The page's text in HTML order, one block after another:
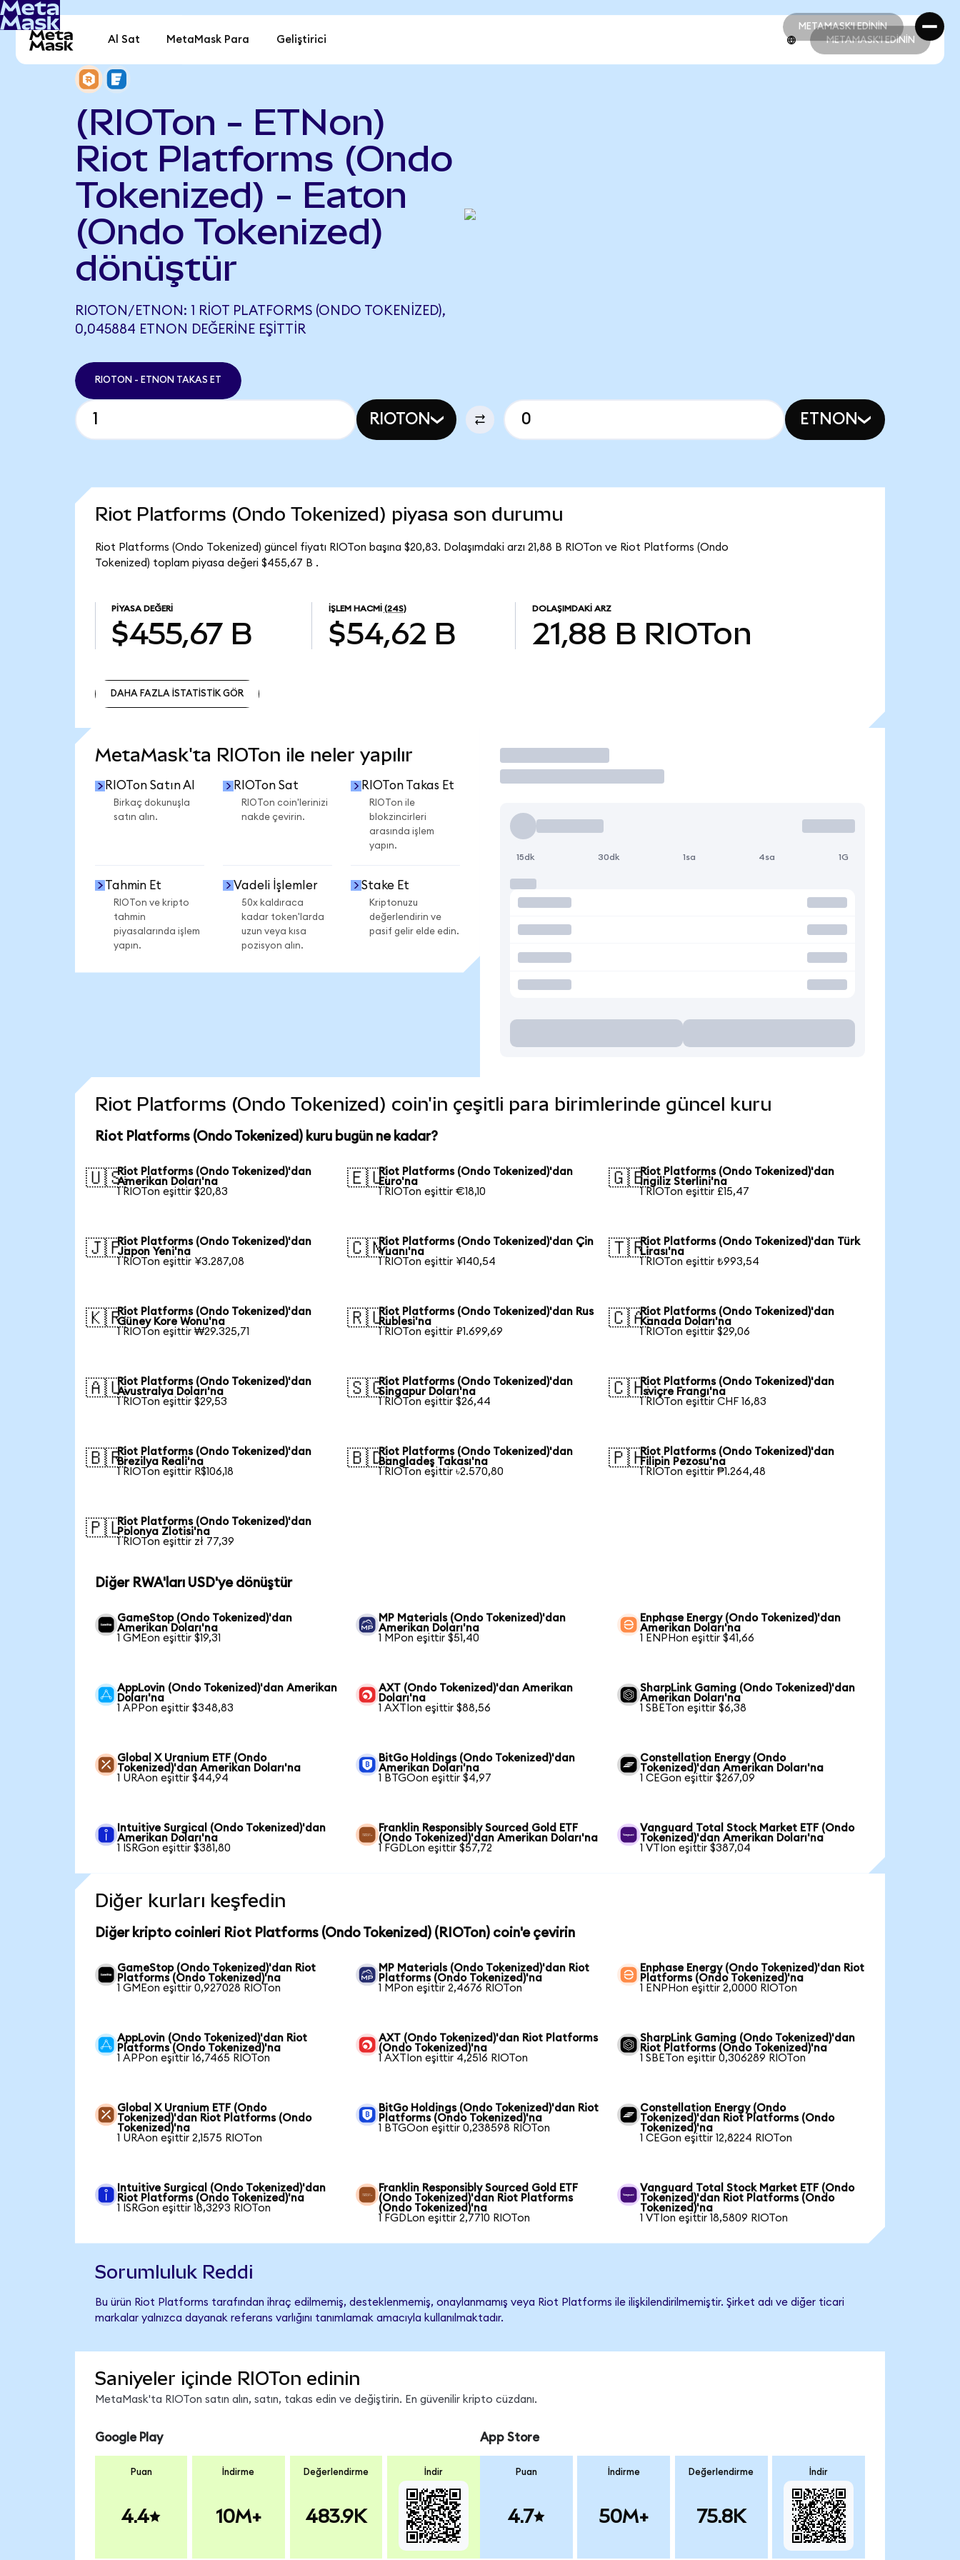
METAMASK'I EDİNİN
METAMASK'I EDİNİN
Al Sat MetaMask Para Geliştirici METAMASK'I EDİNİN
(RIOTon - ETNon)
Riot Platforms (Ondo
Tokenized) - Eaton
(Ondo Tokenized)
dönüştür
RIOTON/ETNON: 1 RIOT PLATFORMS (ONDO TOKENIZED),
0,045884 ETNON DEĞERINE EŞITTIR
RIOTON - ETNON TAKAS ET
RIOTON ETNON
Riot Platforms (Ondo Tokenized) piyasa son durumu
Riot Platforms (Ondo Tokenized) güncel fiyatı RIOTon başına $20,83. Dolaşımdaki arzı 21,88 B RIOTon ve Riot Platforms (Ondo
Tokenized) toplam piyasa değeri $455,67 B .
PIYASA DEĞERI
$455,67 B
İŞLEM HACMI (24S)
$54,62 B
DOLAŞIMDAKI ARZ
21,88 B RIOTon
DAHA FAZLA İSTATİSTİK GÖR
MetaMask'ta RIOTon ile neler yapılır
RIOTon Satın Al
Birkaç dokunuşla
satın alın.
RIOTon Sat
RIOTon coin'lerinizi
nakde çevirin.
RIOTon Takas Et
RIOTon ile
blokzincirleri
arasında işlem
yapın.
Tahmin Et
RIOTon ve kripto
tahmin
piyasalarında işlem
yapın.
Vadeli İşlemler
50x kaldıraca
kadar token'larda
uzun veya kısa
pozisyon alın.
Stake Et
Kriptonuzu
değerlendirin ve
pasif gelir elde edin.
İşlem Yap
15dk 30dk 1sa 4sa 1G
Riot Platforms (Ondo Tokenized) coin'in çeşitli para birimlerinde güncel kuru
Riot Platforms (Ondo Tokenized) kuru bugün ne kadar?
🇺🇸Riot Platforms (Ondo Tokenized)'dan
Amerikan Doları'na
1 RIOTon eşittir $20,83
🇪🇺Riot Platforms (Ondo Tokenized)'dan
Euro'na
1 RIOTon eşittir €18,10
🇬🇧Riot Platforms (Ondo Tokenized)'dan
İngiliz Sterlini'na
1 RIOTon eşittir £15,47
🇯🇵Riot Platforms (Ondo Tokenized)'dan
Japon Yeni'na
1 RIOTon eşittir ¥3.287,08
🇨🇳Riot Platforms (Ondo Tokenized)'dan Çin
Yuanı'na
1 RIOTon eşittir ¥140,54
🇹🇷Riot Platforms (Ondo Tokenized)'dan Türk
Lirası'na
1 RIOTon eşittir ₺993,54
🇰🇷Riot Platforms (Ondo Tokenized)'dan
Güney Kore Wonu'na
1 RIOTon eşittir ₩29.325,71
🇷🇺Riot Platforms (Ondo Tokenized)'dan Rus
Rublesi'na
1 RIOTon eşittir ₽1.699,69
🇨🇦Riot Platforms (Ondo Tokenized)'dan
Kanada Doları'na
1 RIOTon eşittir $29,06
🇦🇺Riot Platforms (Ondo Tokenized)'dan
Avustralya Doları'na
1 RIOTon eşittir $29,53
🇸🇬Riot Platforms (Ondo Tokenized)'dan
Singapur Doları'na
1 RIOTon eşittir $26,44
🇨🇭Riot Platforms (Ondo Tokenized)'dan
İsviçre Frangı'na
1 RIOTon eşittir CHF 16,83
🇧🇷Riot Platforms (Ondo Tokenized)'dan
Brezilya Reali'na
1 RIOTon eşittir R$106,18
🇧🇩Riot Platforms (Ondo Tokenized)'dan
Bangladeş Takası'na
1 RIOTon eşittir ৳2.570,80
🇵🇭Riot Platforms (Ondo Tokenized)'dan
Filipin Pezosu'na
1 RIOTon eşittir ₱1.264,48
🇵🇱Riot Platforms (Ondo Tokenized)'dan
Polonya Zlotisi'na
1 RIOTon eşittir zł 77,39
Diğer RWA'ları USD'ye dönüştür
GameStop (Ondo Tokenized)'dan
Amerikan Doları'na
1 GMEon eşittir $19,31
MP Materials (Ondo Tokenized)'dan
Amerikan Doları'na
1 MPon eşittir $51,40
Enphase Energy (Ondo Tokenized)'dan
Amerikan Doları'na
1 ENPHon eşittir $41,66
AppLovin (Ondo Tokenized)'dan Amerikan
Doları'na
1 APPon eşittir $348,83
AXT (Ondo Tokenized)'dan Amerikan
Doları'na
1 AXTIon eşittir $88,56
SharpLink Gaming (Ondo Tokenized)'dan
Amerikan Doları'na
1 SBETon eşittir $6,38
Global X Uranium ETF (Ondo
Tokenized)'dan Amerikan Doları'na
1 URAon eşittir $44,94
BitGo Holdings (Ondo Tokenized)'dan
Amerikan Doları'na
1 BTGOon eşittir $4,97
Constellation Energy (Ondo
Tokenized)'dan Amerikan Doları'na
1 CEGon eşittir $267,09
Intuitive Surgical (Ondo Tokenized)'dan
Amerikan Doları'na
1 ISRGon eşittir $381,80
Franklin Responsibly Sourced Gold ETF
(Ondo Tokenized)'dan Amerikan Doları'na
1 FGDLon eşittir $57,72
Vanguard Total Stock Market ETF (Ondo
Tokenized)'dan Amerikan Doları'na
1 VTIon eşittir $387,04
Diğer kurları keşfedin
Diğer kripto coinleri Riot Platforms (Ondo Tokenized) (RIOTon) coin'e çevirin
GameStop (Ondo Tokenized)'dan Riot
Platforms (Ondo Tokenized)'na
1 GMEon eşittir 0,927028 RIOTon
MP Materials (Ondo Tokenized)'dan Riot
Platforms (Ondo Tokenized)'na
1 MPon eşittir 2,4676 RIOTon
Enphase Energy (Ondo Tokenized)'dan Riot
Platforms (Ondo Tokenized)'na
1 ENPHon eşittir 2,0000 RIOTon
AppLovin (Ondo Tokenized)'dan Riot
Platforms (Ondo Tokenized)'na
1 APPon eşittir 16,7465 RIOTon
AXT (Ondo Tokenized)'dan Riot Platforms
(Ondo Tokenized)'na
1 AXTIon eşittir 4,2516 RIOTon
SharpLink Gaming (Ondo Tokenized)'dan
Riot Platforms (Ondo Tokenized)'na
1 SBETon eşittir 0,306289 RIOTon
Global X Uranium ETF (Ondo
Tokenized)'dan Riot Platforms (Ondo
Tokenized)'na
1 URAon eşittir 2,1575 RIOTon
BitGo Holdings (Ondo Tokenized)'dan Riot
Platforms (Ondo Tokenized)'na
1 BTGOon eşittir 0,238598 RIOTon
Constellation Energy (Ondo
Tokenized)'dan Riot Platforms (Ondo
Tokenized)'na
1 CEGon eşittir 12,8224 RIOTon
Intuitive Surgical (Ondo Tokenized)'dan
Riot Platforms (Ondo Tokenized)'na
1 ISRGon eşittir 18,3293 RIOTon
Franklin Responsibly Sourced Gold ETF
(Ondo Tokenized)'dan Riot Platforms
(Ondo Tokenized)'na
1 FGDLon eşittir 2,7710 RIOTon
Vanguard Total Stock Market ETF (Ondo
Tokenized)'dan Riot Platforms (Ondo
Tokenized)'na
1 VTIon eşittir 18,5809 RIOTon
Sorumluluk Reddi
Bu ürün Riot Platforms tarafından ihraç edilmemiş, desteklenmemiş, onaylanmamış veya Riot Platforms ile ilişkilendirilmemiştir. Şirket adı ve diğer ticari
markalar yalnızca dayanak referans varlığını tanımlamak amacıyla kullanılmaktadır.
Saniyeler içinde RIOTon edinin
MetaMask'ta RIOTon satın alın, satın, takas edin ve değiştirin. En güvenilir kripto cüzdanı.
Google Play
Puan
4.4
İndirme
10M+
Değerlendirme
483.9K
İndir
App Store
Puan
4.7
İndirme
50M+
Değerlendirme
75.8K
İndir